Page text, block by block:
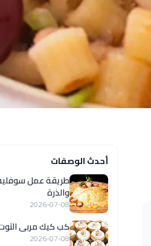
أحدث الوصفات
طريقة عمل
والذرة
2026-07-08
كب كيك مربى
2026-07-08